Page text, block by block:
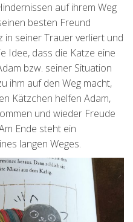
auf ihrem Weg
besten Freund
in seiner Trauer verliert und
Idee, dass die Katze eine
bzw. seiner Situation
ihm auf den Weg macht,
Kätzchen helfen Adam,
und wieder Freude
Ende steht ein
langen Weges.